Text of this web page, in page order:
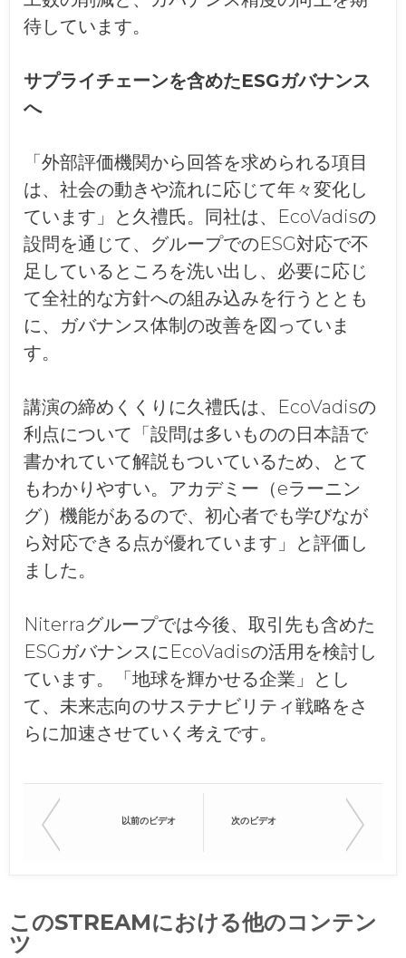
待しています。
サプライチェーンを含めたESGガバナンス
へ
「外部評価機関から回答を求められる項目
は、社会の動きや流れに応じて年々変化し
ています」と久禮氏。同社は、EcoVadisの
設問を通じて、グループでのESG対応で不
足しているところを洗い出し、必要に応じ
て全社的な方針への組み込みを行うととも
に、ガバナンス体制の改善を図っていま
す。
講演の締めくくりに久禮氏は、EcoVadisの
利点について「設問は多いものの日本語で
書かれていて解説もついているため、とて
もわかりやすい。アカデミー（eラーニン
グ）機能があるので、初心者でも学びなが
ら対応できる点が優れています」と評価し
ました。
Niterraグループでは今後、取引先も含めた
ESGガバナンスにEcoVadisの活用を検討し
ています。「地球を輝かせる企業」とし
て、未来志向のサステナビリティ戦略をさ
らに加速させていく考えです。
以前のビデオ 次のビデオ
このSTREAMにおける他のコンテン
ツ